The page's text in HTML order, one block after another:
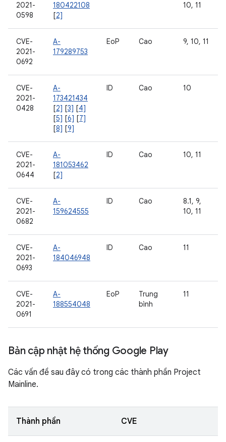
2021-
0598
180422108
[2]
10, 11
CVE-
2021-
0692
A-
179289753
EoP Cao 9, 10, 11
CVE-
2021-
0428
A-
173421434
[2] [3] [4]
[5] [6] [7]
[8] [9]
ID Cao 10
CVE-
2021-
0644
A-
181053462
[2]
ID Cao 10, 11
CVE-
2021-
0682
A-
159624555
ID Cao
8.1, 9,
10, 11
CVE-
2021-
0693
A-
184046948
ID Cao 11
CVE-
2021-
0691
A-
188554048
EoP
Trung
bình
11
Bản cập nhật hệ thống Google Play
Các vấn đề sau đây có trong các thành phần Project
Mainline.
Thành phần CVE